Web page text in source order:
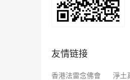
友情链接
香港法雷念佛會 淨土